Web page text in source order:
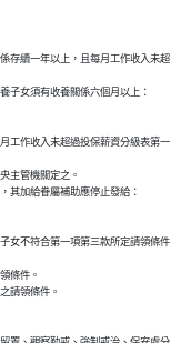
存續一年以上，且每月工作收入未超
子女須有收養關係六個月以上：
工作收入未超過投保薪資分級表第一
主管機關定之。
其加給眷屬補助應停止發給：
女不符合第一項第三款所定請領條件
條件。
請領條件。